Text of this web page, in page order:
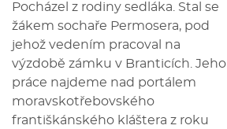
Pocházel z rodiny sedláka. Stal se
žákem sochaře Permosera, pod
jehož vedením pracoval na
výzdobě zámku v Branticích. Jeho
práce najdeme nad portálem
moravskotřebovského
františkánského kláštera z roku